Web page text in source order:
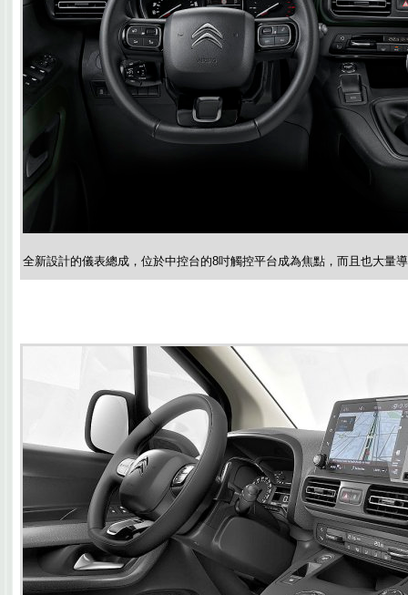
全新設計的儀表總成，位於中控台的8吋觸控平台成為焦點，而且也大量